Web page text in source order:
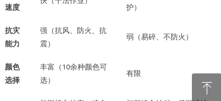
速度
护）
抗灾
能力
强（抗风、防火、抗
震）
弱（易碎、不防火）
颜色
选择
丰富（10余种颜色可
选）
有限
ꁸ